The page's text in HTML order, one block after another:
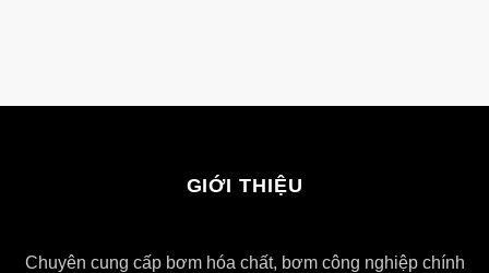
GIỚI THIỆU
Chuyên cung cấp bơm hóa chất, bơm công nghiệp chính